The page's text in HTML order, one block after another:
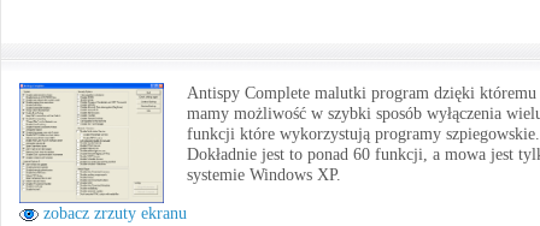
zobacz zrzuty ekranu
Antispy Complete malutki program dzięki któremu
mamy możliwość w szybki sposób wyłączenia
funkcji które wykorzystują programy szpiegowskie.
Dokładnie jest to ponad 60 funkcji, a mowa jest
systemie Windows XP.